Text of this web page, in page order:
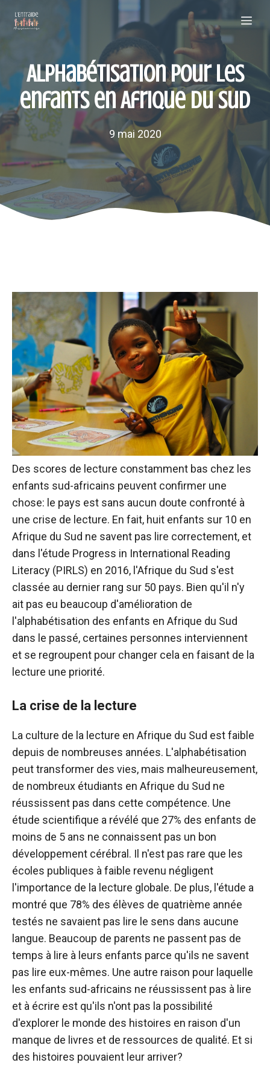
Alphabétisation pour les
enfants en Afrique du Sud
9 mai 2020
Des scores de lecture constamment bas chez les
enfants sud-africains peuvent confirmer une
chose: le pays est sans aucun doute confronté à
une crise de lecture. En fait, huit enfants sur 10 en
Afrique du Sud ne savent pas lire correctement, et
dans l'étude Progress in International Reading
Literacy (PIRLS) en 2016, l'Afrique du Sud s'est
classée au dernier rang sur 50 pays. Bien qu'il n'y
ait pas eu beaucoup d'amélioration de
l'alphabétisation des enfants en Afrique du Sud
dans le passé, certaines personnes interviennent
et se regroupent pour changer cela en faisant de la
lecture une priorité.
La crise de la lecture
La culture de la lecture en Afrique du Sud est faible
depuis de nombreuses années. L'alphabétisation
peut transformer des vies, mais malheureusement,
de nombreux étudiants en Afrique du Sud ne
réussissent pas dans cette compétence. Une
étude scientifique a révélé que 27% des enfants de
moins de 5 ans ne connaissent pas un bon
développement cérébral. Il n'est pas rare que les
écoles publiques à faible revenu négligent
l'importance de la lecture globale. De plus, l'étude a
montré que 78% des élèves de quatrième année
testés ne savaient pas lire le sens dans aucune
langue. Beaucoup de parents ne passent pas de
temps à lire à leurs enfants parce qu'ils ne savent
pas lire eux-mêmes. Une autre raison pour laquelle
les enfants sud-africains ne réussissent pas à lire
et à écrire est qu'ils n'ont pas la possibilité
d'explorer le monde des histoires en raison d'un
manque de livres et de ressources de qualité. Et si
des histoires pouvaient leur arriver?